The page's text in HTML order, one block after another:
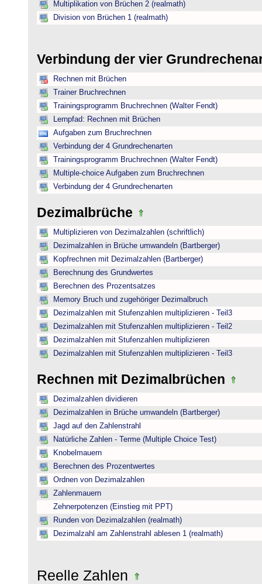
Multiplikation von Brüchen 2 (realmath)
Division von Brüchen 1 (realmath)
Verbindung der vier
Rechnen mit Brüchen
Trainer Bruchrechnen
Trainingsprogramm Bruchrechnen (Walter Fendt)
Lernpfad: Rechnen mit Brüchen
Aufgaben zum Bruchrechnen
Verbindung der 4 Grundrechenarten
Trainingsprogramm Bruchrechnen (Walter Fendt)
Multiple-choice Aufgaben zum Bruchrechnen
Verbindung der 4 Grundrechenarten
Dezimalbrüche
Multiplizieren von Dezimalzahlen (schriftlich)
Dezimalzahlen in Brüche umwandeln (Bartberger)
Kopfrechnen mit Dezimalzahlen (Bartberger)
Berechnung des Grundwertes
Berechnen des Prozentsatzes
Memory Bruch und zugehöriger Dezimalbruch
Dezimalzahlen mit Stufenzahlen multiplizieren - Teil3
Dezimalzahlen mit Stufenzahlen multiplizieren - Teil2
Dezimalzahlen mit Stufenzahlen multiplizieren
Dezimalzahlen mit Stufenzahlen multiplizieren - Teil3
Rechnen mit Dezimalbrüchen
Dezimalzahlen dividieren
Dezimalzahlen in Brüche umwandeln (Bartberger)
Jagd auf den Zahlenstrahl
Natürliche Zahlen - Terme (Multiple Choice Test)
Knobelmauern
Berechnen des Prozentwertes
Ordnen von Dezimalzahlen
Zahlenmauern
Zehnerpotenzen (Einstieg mit PPT)
Runden von Dezimalzahlen (realmath)
Dezimalzahl am Zahlenstrahl ablesen 1 (realmath)
Reelle Zahlen